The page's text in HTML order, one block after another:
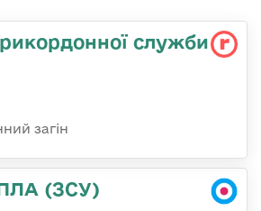
служби
загін
(ЗСУ)